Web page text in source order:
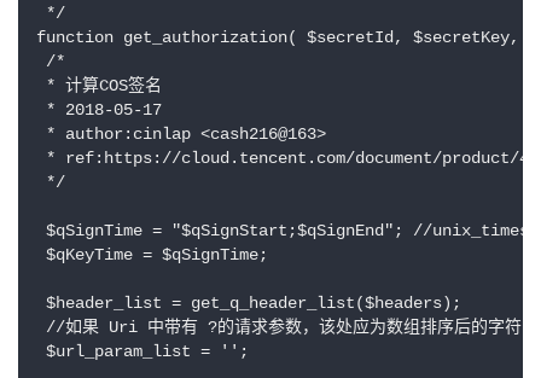
*/
function get_authorization( $secretId, $secretKey,
/*
* 计算COS签名
* 2018-05-17
* author:cinlap <cash216@163>
* ref:https://cloud.tencent.com/document/product/
*/
$qSignTime = "$qSignStart;$qSignEnd"; //
$qKeyTime = $qSignTime;
$header_list = get_q_header_list($headers);
//如果 Uri 中带有 ?的请求参数，该处应为数组排序后的字符串
$url_param_list = '';